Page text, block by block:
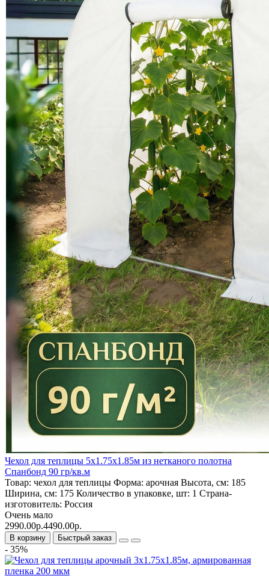
Чехол для теплицы 5х1.75х1.85м из нетканого полотна
Спанбонд 90 гр/кв.м
Товар: чехол для теплицы Форма: арочная Высота, см: 185
Ширина, см: 175 Количество в упаковке, шт: 1 Страна-
изготовитель: Россия
Очень мало
2990.00р.4490.00р.
В корзину Быстрый заказ
- 35%